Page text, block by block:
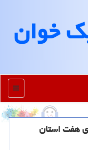
خوان
منو
هفت استان